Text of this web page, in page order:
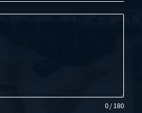
0 / 180